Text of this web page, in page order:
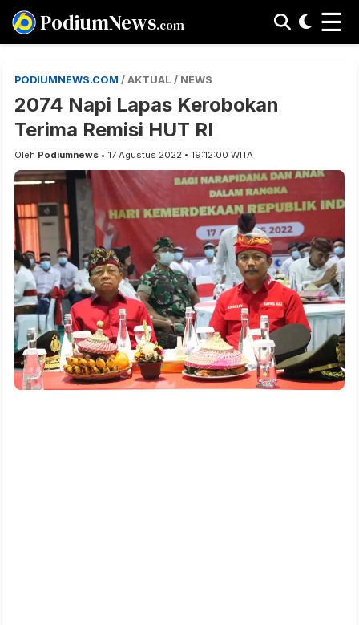
PodiumNews.com ☰
PODIUMNEWS.COM / AKTUAL / NEWS
2074 Napi Lapas Kerobokan
Terima Remisi HUT RI
Oleh Podiumnews • 17 Agustus 2022 • 19:12:00 WITA